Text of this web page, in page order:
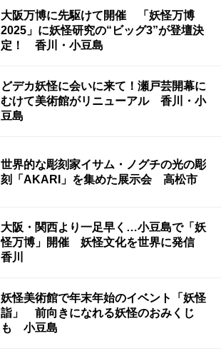
大阪万博に先駆けて開催 「妖怪万博
2025」に妖怪研究の“ビッグ3”が登壇決
定！ 香川・小豆島
どデカ妖怪に会いに来て！瀬戸芸開幕に
むけて美術館がリニューアル 香川・小
豆島
世界的な彫刻家イサム・ノグチの光の彫
刻「AKARI」を集めた展示会 高松市
大阪・関西より一足早く…小豆島で「妖
怪万博」開催 妖怪文化を世界に発信
香川
妖怪美術館で年末年始のイベント「妖怪
詣」 前向きになれる妖怪のおみくじ
も 小豆島